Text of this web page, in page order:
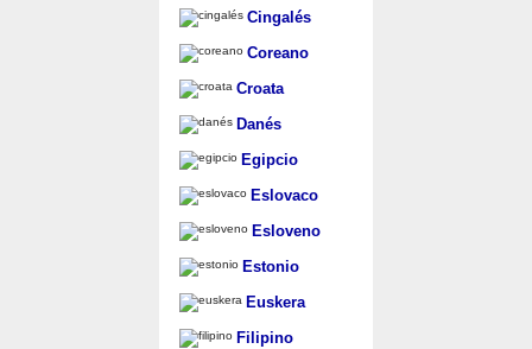
Cingalés
Coreano
Croata
Danés
Egipcio
Eslovaco
Esloveno
Estonio
Euskera
Filipino